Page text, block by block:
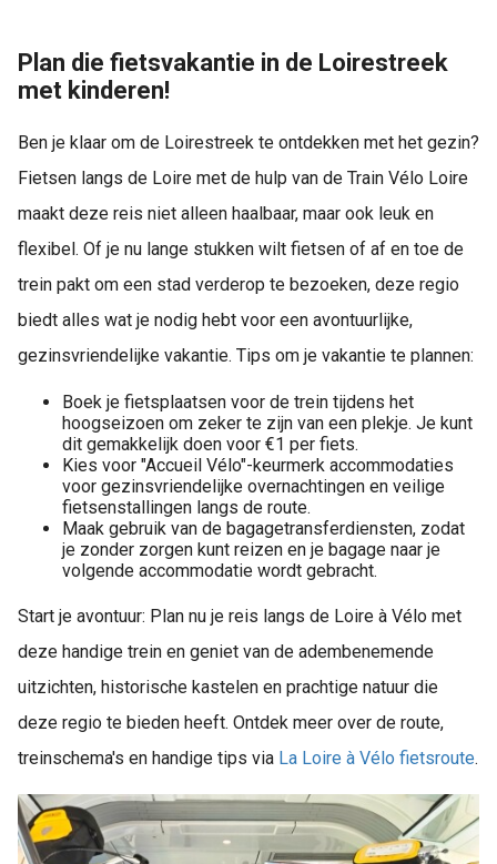
Plan die fietsvakantie in de Loirestreek
met kinderen!
Ben je klaar om de Loirestreek te ontdekken met het gezin?
Fietsen langs de Loire met de hulp van de Train Vélo Loire
maakt deze reis niet alleen haalbaar, maar ook leuk en
flexibel. Of je nu lange stukken wilt fietsen of af en toe de
trein pakt om een stad verderop te bezoeken, deze regio
biedt alles wat je nodig hebt voor een avontuurlijke,
gezinsvriendelijke vakantie. Tips om je vakantie te plannen:
Boek je fietsplaatsen voor de trein tijdens het
hoogseizoen om zeker te zijn van een plekje. Je kunt
dit gemakkelijk doen voor €1 per fiets.
Kies voor "Accueil Vélo"-keurmerk accommodaties
voor gezinsvriendelijke overnachtingen en veilige
fietsenstallingen langs de route.
Maak gebruik van de bagagetransferdiensten, zodat
je zonder zorgen kunt reizen en je bagage naar je
volgende accommodatie wordt gebracht.
Start je avontuur: Plan nu je reis langs de Loire à Vélo met
deze handige trein en geniet van de adembenemende
uitzichten, historische kastelen en prachtige natuur die
deze regio te bieden heeft. Ontdek meer over de route,
treinschema's en handige tips via La Loire à Vélo fietsroute.